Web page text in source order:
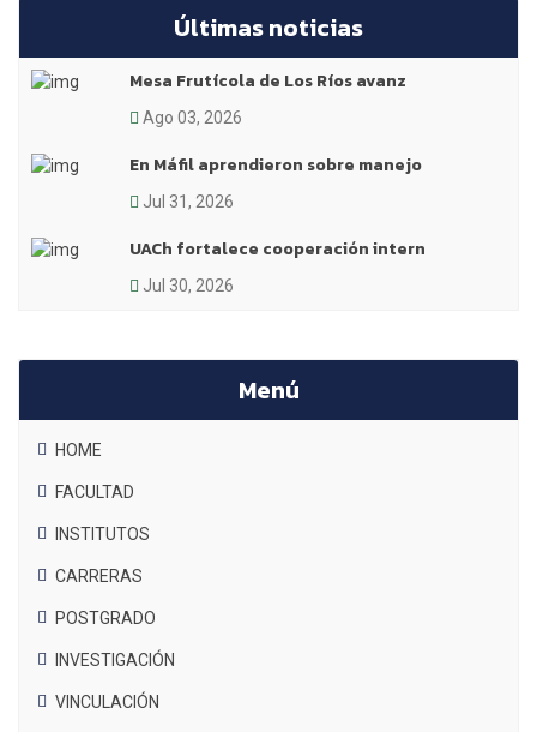
Últimas noticias
Mesa Frutícola de Los Ríos avanz
Ago 03, 2026
En Máfil aprendieron sobre manejo
Jul 31, 2026
UACh fortalece cooperación intern
Jul 30, 2026
Menú
HOME
FACULTAD
INSTITUTOS
CARRERAS
POSTGRADO
INVESTIGACIÓN
VINCULACIÓN